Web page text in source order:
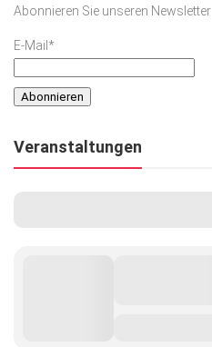
Lifestyle
Ausflug & Reise
Abonnieren Sie unseren Newsletter
E-Mail*
Veranstaltungen